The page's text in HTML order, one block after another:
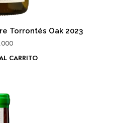
Torrontés Oak 2023
CARRITO